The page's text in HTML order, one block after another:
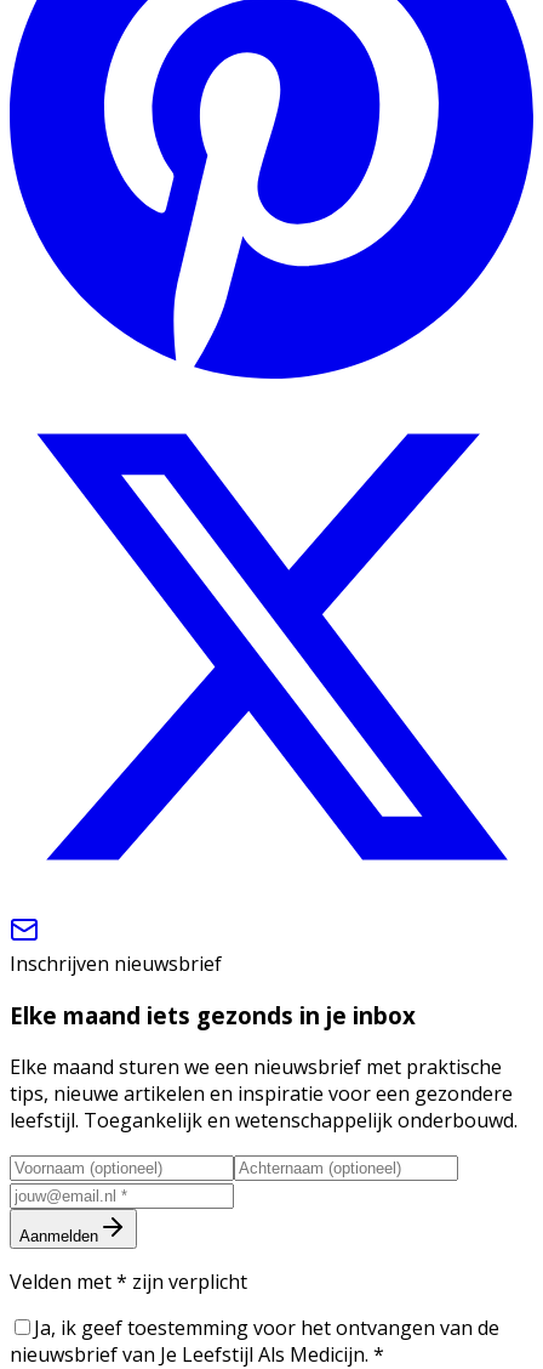
Inschrijven nieuwsbrief
Elke maand iets gezonds in je inbox
Elke maand sturen we een nieuwsbrief met praktische
tips, nieuwe artikelen en inspiratie voor een gezondere
leefstijl. Toegankelijk en wetenschappelijk onderbouwd.
Aanmelden
Velden met* zijn verplicht
Ja, ik geef toestemming voor het ontvangen van de
nieuwsbrief van Je Leefstijl Als Medicijn. *